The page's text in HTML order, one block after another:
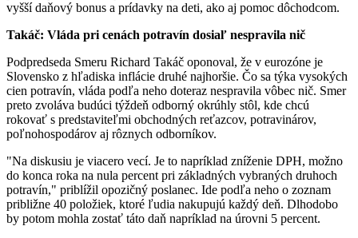
vyšší daňový bonus a prídavky na deti, ako aj pomoc dôchodcom.
Takáč: Vláda pri cenách potravín dosiaľ nespravila nič
Podpredseda Smeru Richard Takáč oponoval, že v eurozóne je
Slovensko z hľadiska inflácie druhé najhoršie. Čo sa týka vysokých
cien potravín, vláda podľa neho doteraz nespravila vôbec nič. Smer
preto zvoláva budúci týždeň odborný okrúhly stôl, kde chcú
rokovať s predstaviteľmi obchodných reťazcov, potravinárov,
poľnohospodárov aj rôznych odborníkov.
"Na diskusiu je viacero vecí. Je to napríklad zníženie DPH, možno
do konca roka na nula percent pri základných vybraných druhoch
potravín," priblížil opozičný poslanec. Ide podľa neho o zoznam
približne 40 položiek, ktoré ľudia nakupujú každý deň. Dlhodobo
by potom mohla zostať táto daň napríklad na úrovni 5 percent.